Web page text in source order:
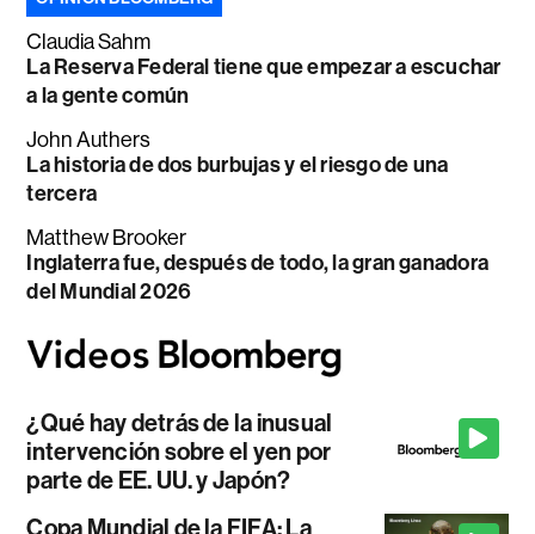
Claudia Sahm
La Reserva Federal tiene que empezar a escuchar
a la gente común
John Authers
La historia de dos burbujas y el riesgo de una
tercera
Matthew Brooker
Inglaterra fue, después de todo, la gran ganadora
del Mundial 2026
¿Qué hay detrás de la inusual
intervención sobre el yen por
parte de EE. UU. y Japón?
Copa Mundial de la FIFA: La